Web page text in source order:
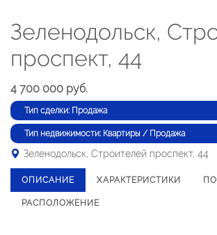
Зеленодольск,
проспект, 44
4 700 000 руб.
Тип сделки: Продажа
Тип недвижимости: Квартиры / Продажа
Зеленодольск, Строителей проспект, 44
ОПИСАНИЕ ХАРАКТЕРИСТИКИ
РАСПОЛОЖЕНИЕ